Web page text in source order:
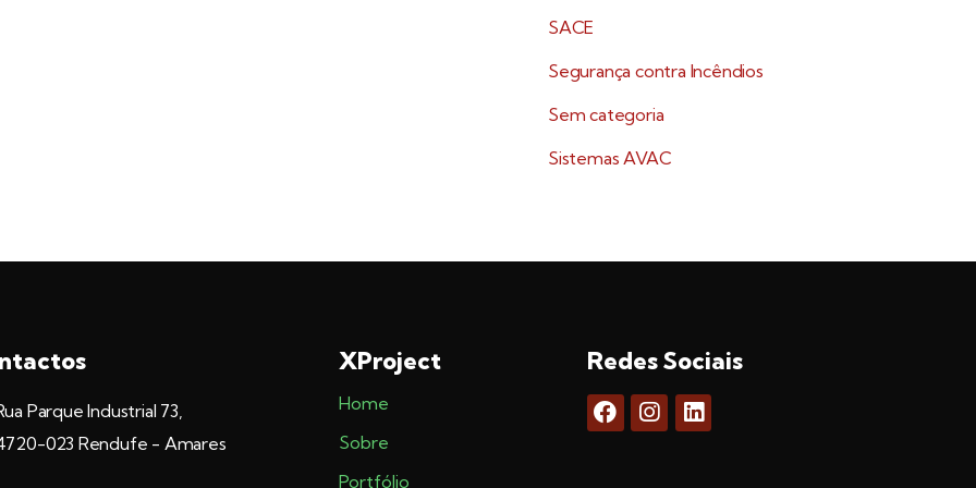
SACE
Segurança contra Incêndios
Sem categoria
Sistemas AVAC
Parque Industrial 73,
023 Rendufe - Amares
XProject
Home
Sobre
Portfólio
Redes Sociais